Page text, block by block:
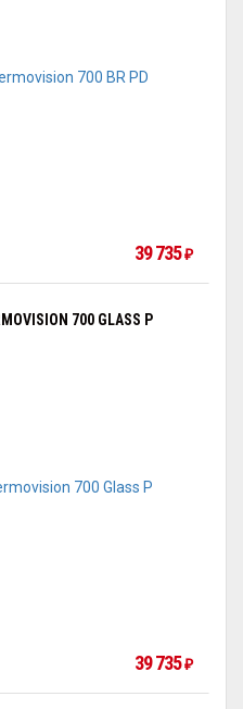
39 735₽
700 GLASS P
39 735₽